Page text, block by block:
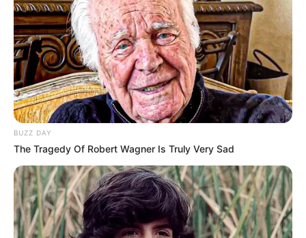
BUZZ DAY
The Tragedy Of Robert Wagner Is Truly Very Sad